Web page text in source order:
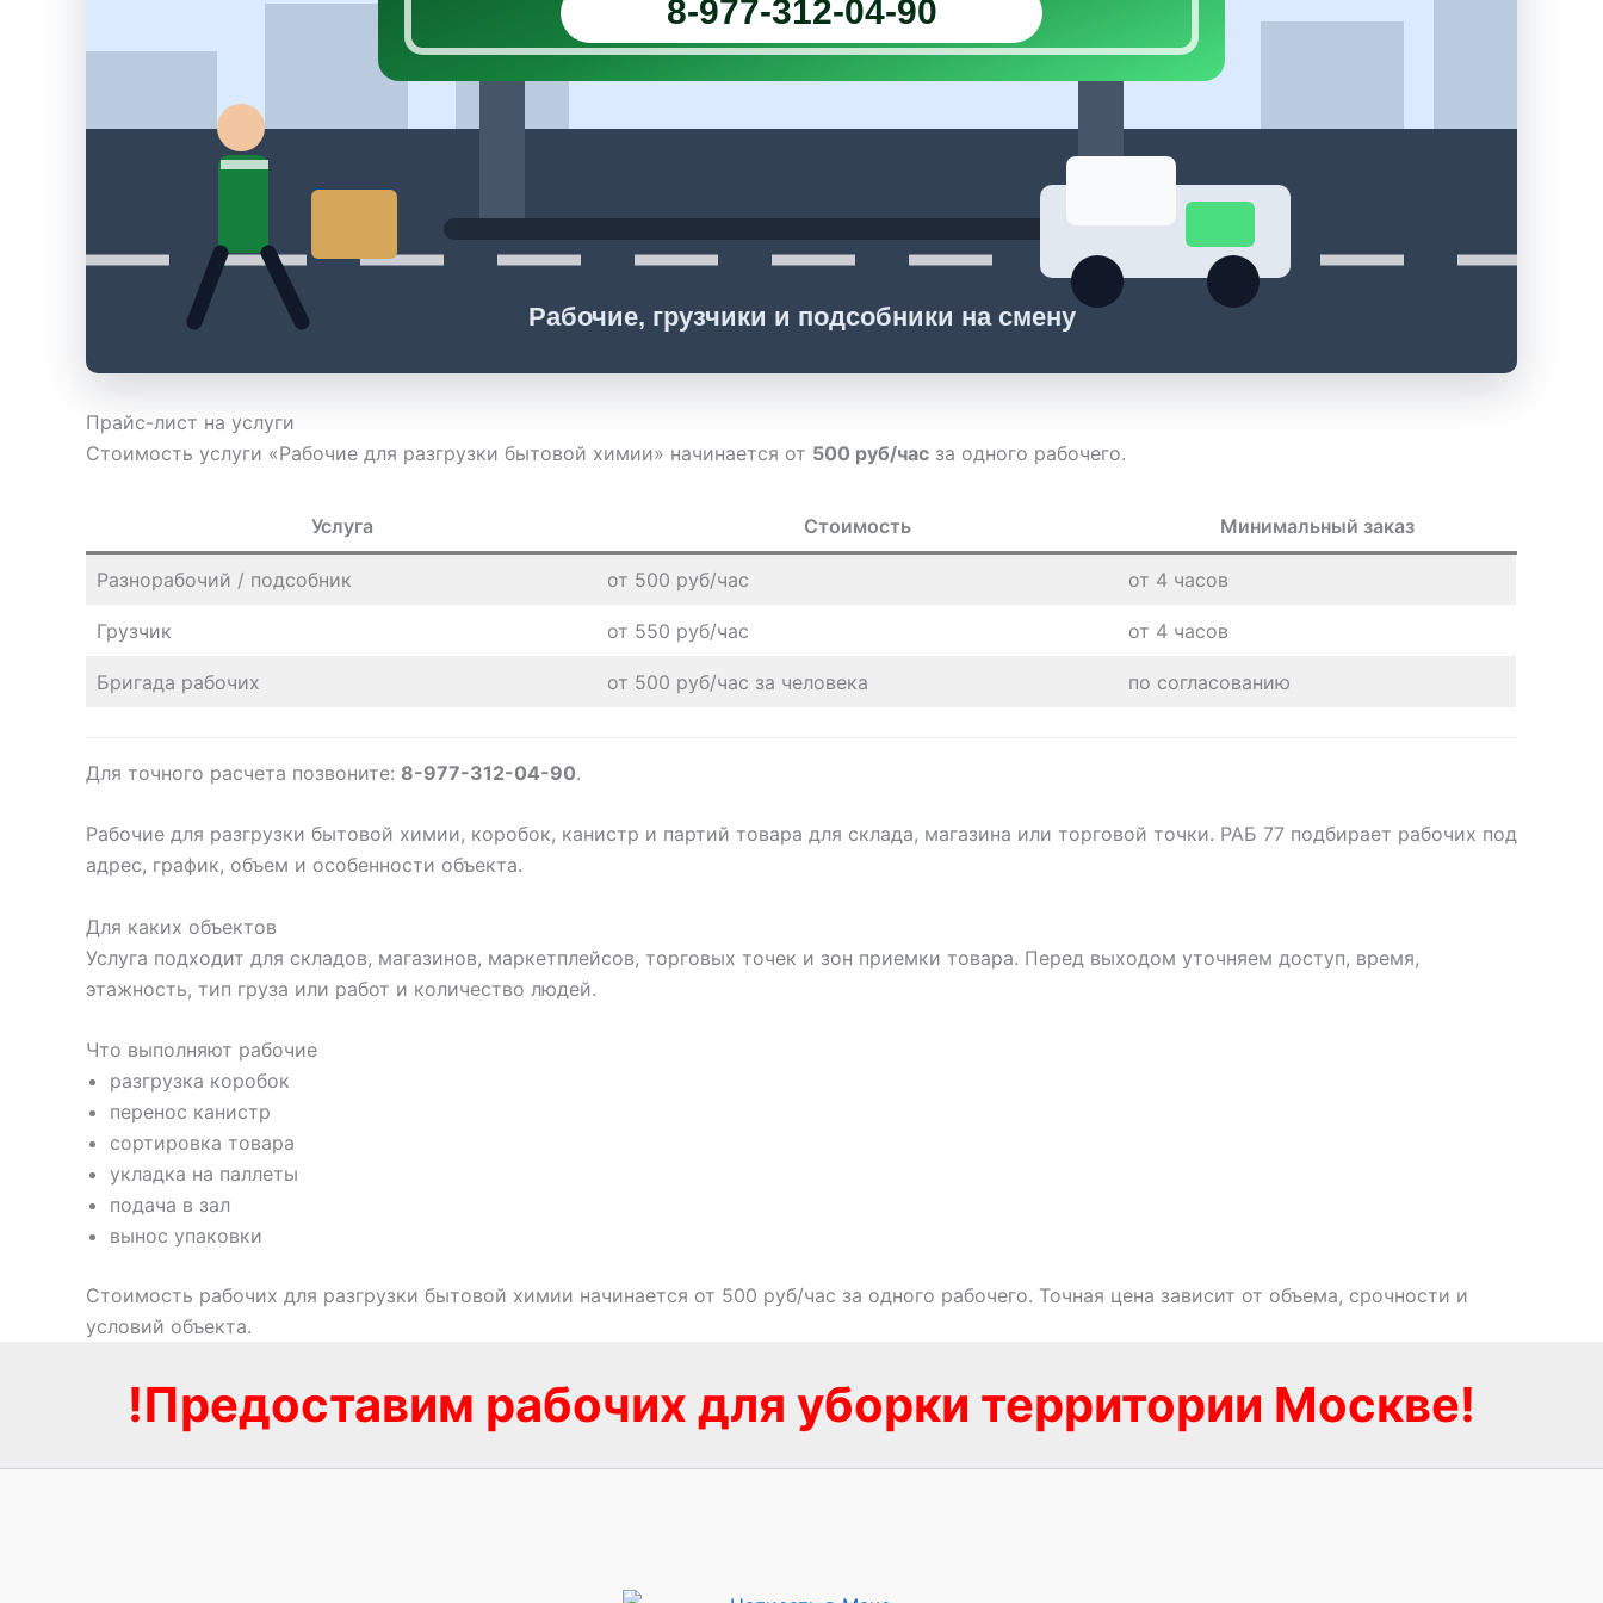
8-977-312-04-90
Рабочие, грузчики и подсобники на смену
Прайс-лист на услуги
Стоимость услуги «Рабочие для разгрузки бытовой химии» начинается от 500 руб/час за одного рабочего.
Услуга Стоимость Минимальный заказ
Разнорабочий / подсобник от 500 руб/час от 4 часов
Грузчик от 550 руб/час от 4 часов
Бригада рабочих от 500 руб/час за человека по согласованию
Для точного расчета позвоните: 8-977-312-04-90.
Рабочие для разгрузки бытовой химии, коробок, канистр и партий товара для склада, магазина или торговой точки. РАБ 77 подбирает рабочих под
адрес, график, объем и особенности объекта.
Для каких объектов
Услуга подходит для складов, магазинов, маркетплейсов, торговых точек и зон приемки товара. Перед выходом уточняем доступ, время,
этажность, тип груза или работ и количество людей.
Что выполняют рабочие
разгрузка коробок
перенос канистр
сортировка товара
укладка на паллеты
подача в зал
вынос упаковки
Стоимость рабочих для разгрузки бытовой химии начинается от 500 руб/час за одного рабочего. Точная цена зависит от объема, срочности и
условий объекта.
!Предоставим рабочих для уборки территории Москве!